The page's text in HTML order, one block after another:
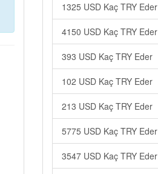
1325 USD Kaç TRY Eder
4150 USD Kaç TRY Eder
393 USD Kaç TRY Eder
102 USD Kaç TRY Eder
213 USD Kaç TRY Eder
5775 USD Kaç TRY Eder
3547 USD Kaç TRY Eder